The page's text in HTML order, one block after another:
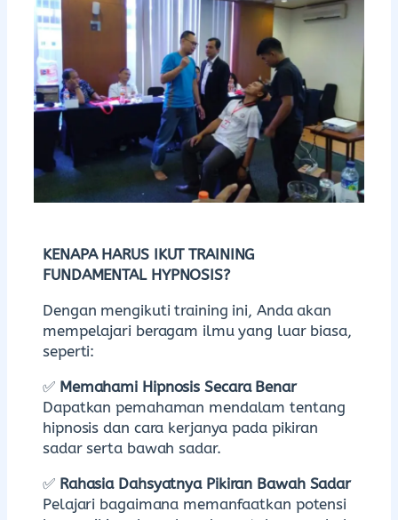
KENAPA HARUS IKUT TRAINING
FUNDAMENTAL HYPNOSIS?
Dengan mengikuti training ini, Anda akan
mempelajari beragam ilmu yang luar biasa,
seperti:
✅ Memahami Hipnosis Secara Benar
Dapatkan pemahaman mendalam tentang
hipnosis dan cara kerjanya pada pikiran
sadar serta bawah sadar.
✅ Rahasia Dahsyatnya Pikiran Bawah Sadar
Pelajari bagaimana memanfaatkan potensi